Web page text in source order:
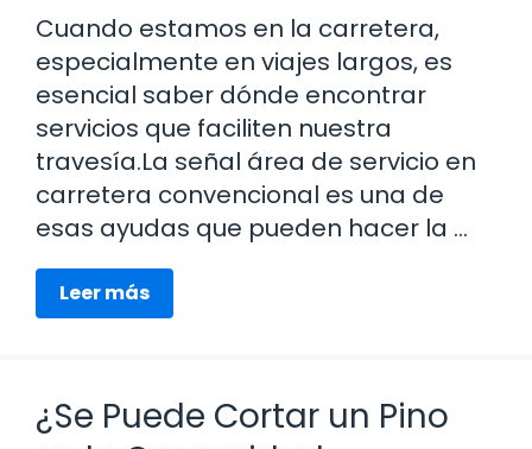
Cuando estamos en la carretera,
especialmente en viajes largos, es
esencial saber dónde encontrar
servicios que faciliten nuestra
travesía.La señal área de servicio en
carretera convencional es una de
esas ayudas que pueden hacer la …
Leer más
¿Se Puede Cortar un Pino